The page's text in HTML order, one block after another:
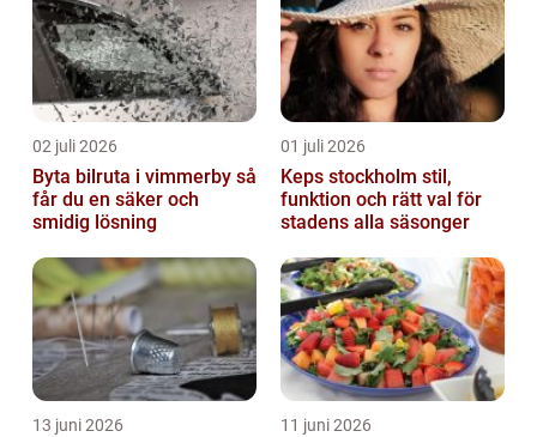
02 juli 2026
Byta bilruta i vimmerby så
får du en säker och
smidig lösning
01 juli 2026
Keps stockholm stil,
funktion och rätt val för
stadens alla säsonger
13 juni 2026 11 juni 2026